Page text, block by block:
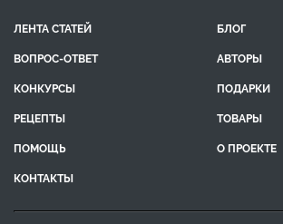
ЛЕНТА СТАТЕЙ
БЛОГ
ВОПРОС-ОТВЕТ
АВТОРЫ
КОНКУРСЫ
ПОДАРКИ
РЕЦЕПТЫ
ТОВАРЫ
ПОМОЩЬ
О ПРОЕКТЕ
КОНТАКТЫ